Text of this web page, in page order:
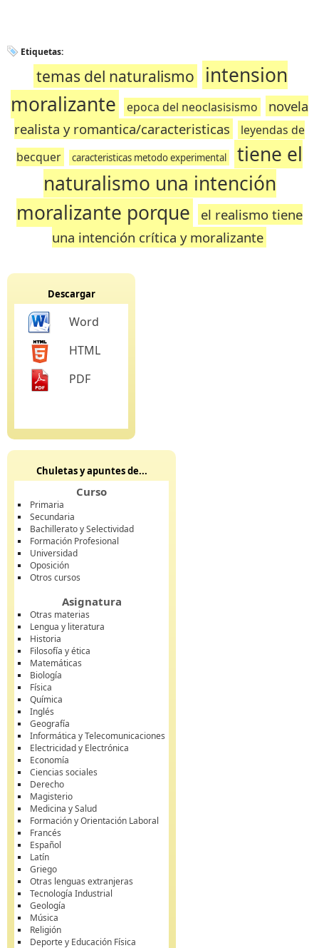
Etiquetas:
temas del naturalismo
intension
moralizante
epoca del neoclasisismo
novela
realista y romantica/caracteristicas
leyendas de
becquer
caracteristicas metodo experimental
tiene el
naturalismo una intención
moralizante porque
el realismo tiene
una intención crítica y moralizante
Descargar
Word
HTML
PDF
Chuletas y apuntes de...
Curso
Primaria
Secundaria
Bachillerato y Selectividad
Formación Profesional
Universidad
Oposición
Otros cursos
Asignatura
Otras materias
Lengua y literatura
Historia
Filosofía y ética
Matemáticas
Biología
Física
Química
Inglés
Geografía
Informática y Telecomunicaciones
Electricidad y Electrónica
Economía
Ciencias sociales
Derecho
Magisterio
Medicina y Salud
Formación y Orientación Laboral
Francés
Español
Latín
Griego
Otras lenguas extranjeras
Tecnología Industrial
Geología
Música
Religión
Deporte y Educación Física